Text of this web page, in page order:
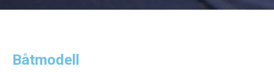
Båtmodell